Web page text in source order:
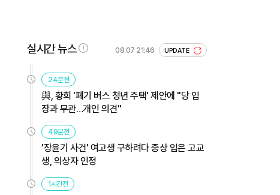
실시간 뉴스 08.07 21:46 UPDATE
24분전
與, 황희 '폐기 버스 청년 주택' 제안에 "당 입
장과 무관…개인 의견"
49분전
'장윤기 사건' 여고생 구하려다 중상 입은 고교
생, 의상자 인정
1시간전